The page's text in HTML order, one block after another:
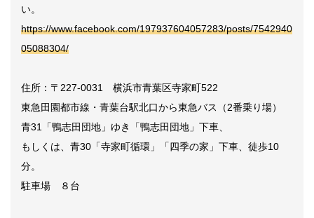
い。
https://www.facebook.com/197937604057283/posts/7542940
05088304/
住所：〒227-0031 横浜市青葉区寺家町522
東急田園都市線・青葉台駅北口から東急バス（2番乗り場）
青31「鴨志田団地」ゆき「鴨志田団地」下車、
もしくは、青30「寺家町循環」「四季の家」下車、徒歩10
分。
駐車場 ８台